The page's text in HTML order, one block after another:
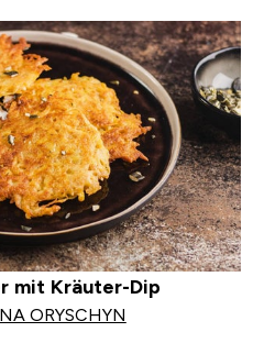
mit Kräuter-Dip
ORYSCHYN